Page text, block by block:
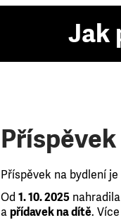
Jak
Příspěvek na bydlení
Od 1. 10. 2025
a přídavek na dítě.